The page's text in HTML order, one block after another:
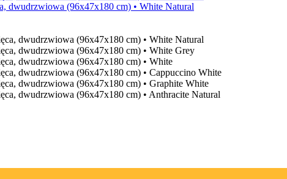
dwudrzwiowa (96х47х180 cm) • White Natural